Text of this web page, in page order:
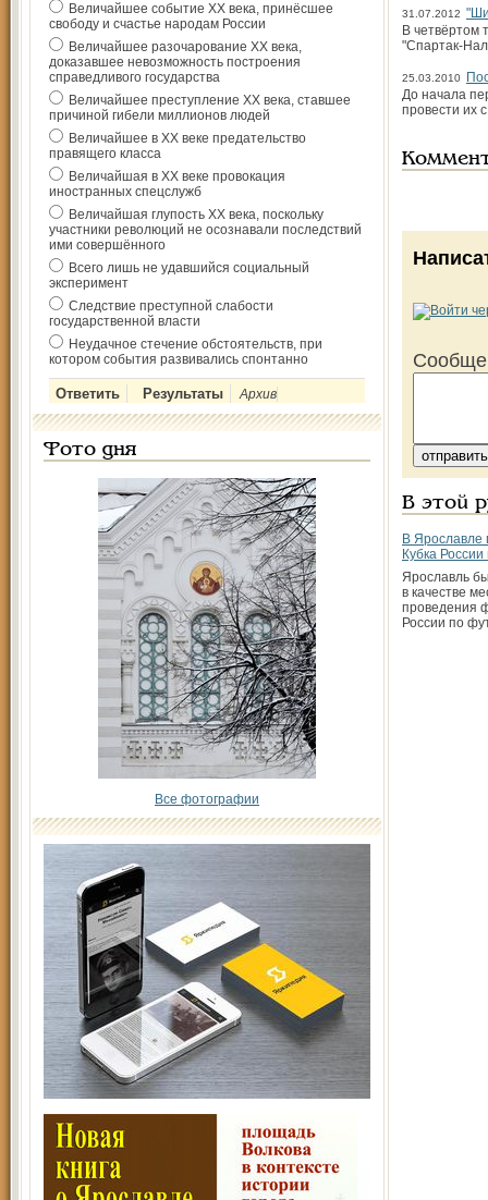
Величайшее событие ХХ века, принёсшее
свободу и счастье народам России
Величайшее разочарование ХХ века,
доказавшее невозможность построения
справедливого государства
Величайшее преступление ХХ века, ставшее
причиной гибели миллионов людей
Величайшее в ХХ веке предательство
правящего класса
Величайшая в ХХ веке провокация
иностранных спецслужб
Величайшая глупость ХХ века, поскольку
участники революций не осознавали последствий
ими совершённого
Всего лишь не удавшийся социальный
эксперимент
Следствие преступной слабости
государственной власти
Неудачное стечение обстоятельств, при
котором события развивались спонтанно
Архив
Фото дня
Все фотографии
31.07.2012
В четвёртом
"Спартак-
25.03.2010
До начала
провести их
В этой
В Ярославле
Кубка
Ярославль
в качестве
проведения
России по